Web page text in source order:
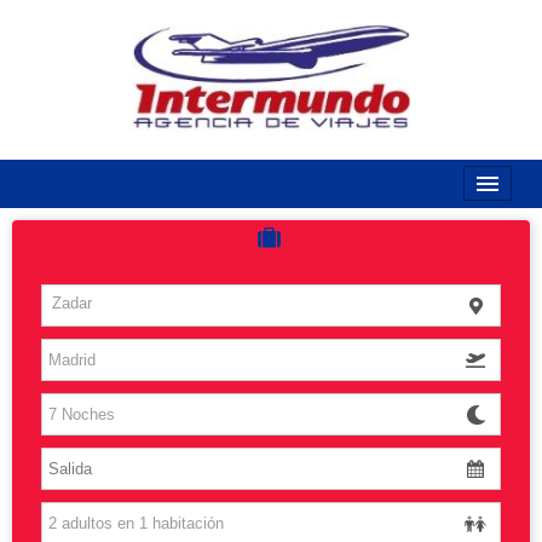
Costas
Vuelos
Islas
Caribe
Grandes Viajes
Zadar